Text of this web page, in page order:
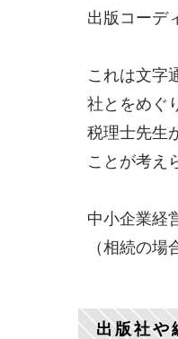
出版コーデ
これは文字
社とをめぐ
税理士先生
ことが考え
中小企業経
（相続の
出版社や